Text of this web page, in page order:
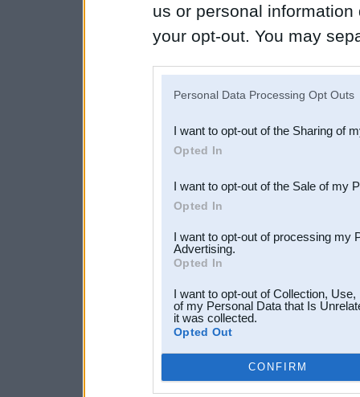
us or personal
your opt-out. You may
Downstream Participants
third parties.
Personal Data Processing Opt Outs
I want to opt-out of the Sharing of
Opted In
I want to opt-out of the Sale of my
Opted In
I want to opt-out of processing my
Advertising.
Opted In
I want to opt-out of Collection,
of my Personal Data that Is
it was collected.
Opted Out
CONFIRM